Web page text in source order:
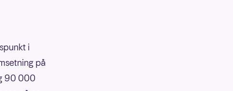
i
på
90 000